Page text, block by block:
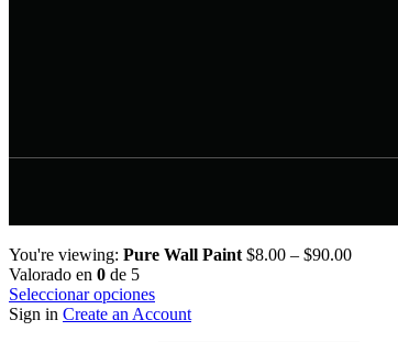
You're viewing: Pure Wall Paint $8.00 – $90.00
Valorado en 0 de 5
Seleccionar opciones
Sign in Create an Account